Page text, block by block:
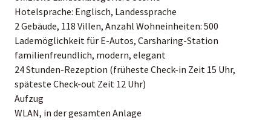
Hotelsprache: Englisch, Landessprache
2 Gebäude, 118 Villen, Anzahl Wohneinheiten: 500
Lademöglichkeit für E-Autos, Carsharing-Station
familienfreundlich, modern, elegant
24 Stunden-Rezeption (früheste Check-in Zeit 15 Uhr,
späteste Check-out Zeit 12 Uhr)
Aufzug
WLAN, in der gesamten Anlage